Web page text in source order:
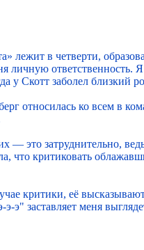
лежит в четверти,
ответственность.
у Скотт заболел близкий
относилась ко всем в
— это затруднительно,
что критиковать
критики, её
заставляет меня